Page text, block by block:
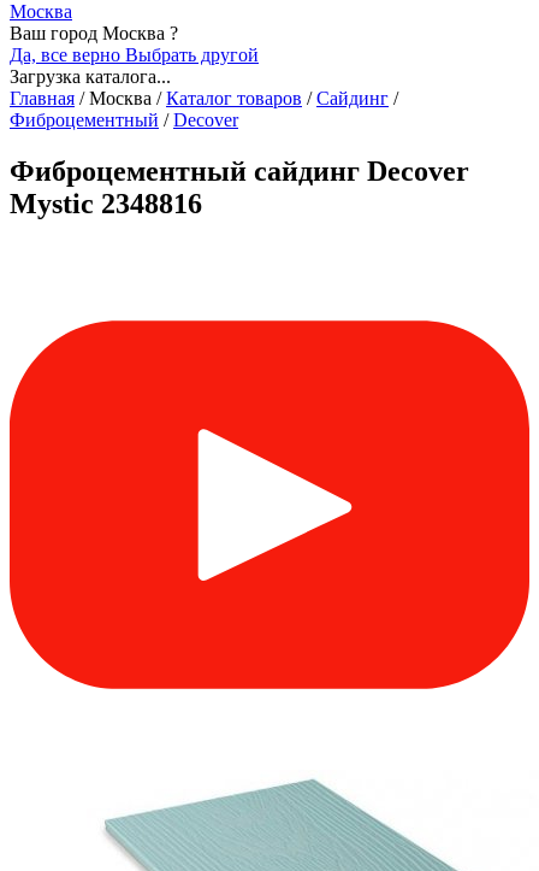
Москва
Ваш город Москва ?
Да, все верно Выбрать другой
Загрузка каталога...
Главная /Москва / Каталог товаров / Сайдинг /
Фиброцементный / Decover
Фиброцементный сайдинг Decover
Mystic 2348816